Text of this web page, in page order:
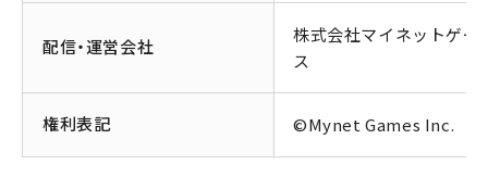
配信・運営会社
株式会社マイネットゲー
ス
権利表記 ©Mynet Games Inc.